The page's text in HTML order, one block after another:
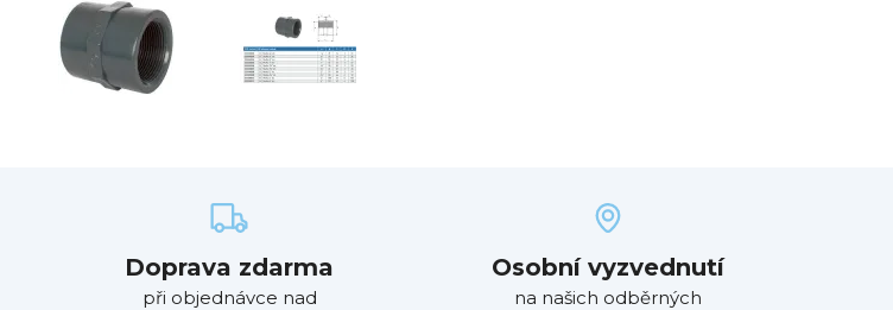
Doprava zdarma
při objednávce nad
Osobní vyzvednutí
na našich odběrných